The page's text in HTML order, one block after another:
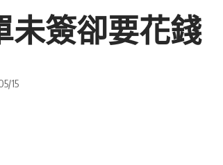
未簽卻要花
15